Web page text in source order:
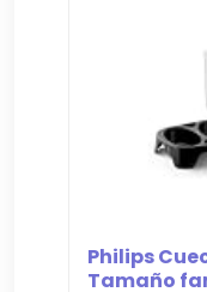
Philips
Tamaño